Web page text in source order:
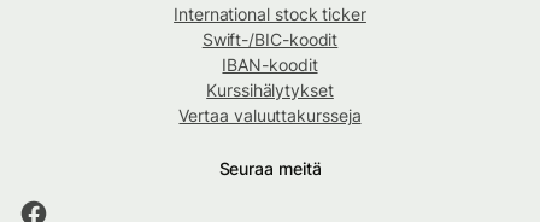
International stock ticker
Swift-/BIC-koodit
IBAN-koodit
Kurssihälytykset
Vertaa valuuttakursseja
Seuraa meitä